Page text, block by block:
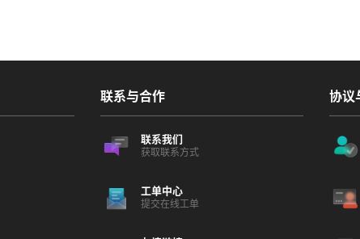
联系与合作
联系我们
获取联系方式
工单中心
提交在线工单
协议